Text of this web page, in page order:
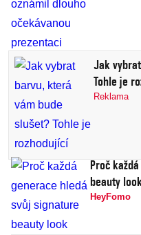
Jak
Tohle je
Reklama
Proč
beauty
HeyFomo